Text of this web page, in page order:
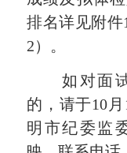
排名详见附
2）。
如对面试
的，请于10
明市纪委监